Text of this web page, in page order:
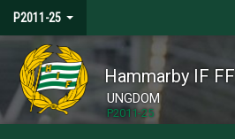
P2011-25
Hammarby IF FF
UNGDOM
P2011-25